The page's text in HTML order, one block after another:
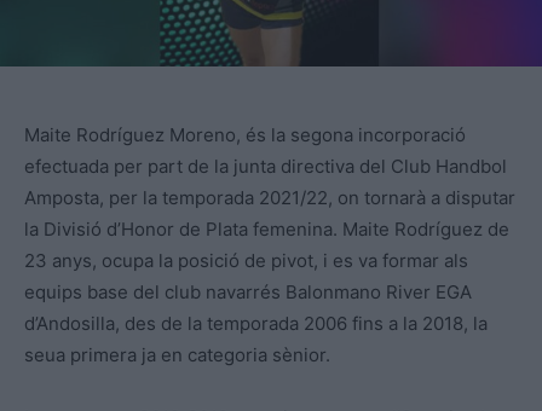
Maite Rodríguez Moreno, és la segona incorporació
efectuada per part de la junta directiva del Club Handbol
Amposta, per la temporada 2021/22, on tornarà a disputar
la Divisió d’Honor de Plata femenina. Maite Rodríguez de
23 anys, ocupa la posició de pivot, i es va formar als
equips base del club navarrés Balonmano River EGA
d’Andosilla, des de la temporada 2006 fins a la 2018, la
seua primera ja en categoria sènior.